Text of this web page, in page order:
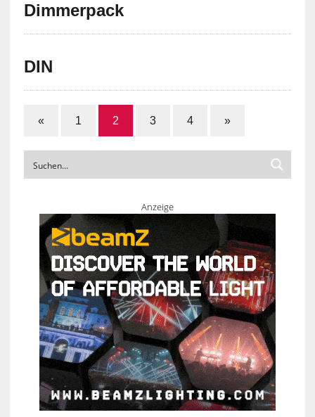
Dimmerpack
DIN
« 1 2 3 4 »
Anzeige